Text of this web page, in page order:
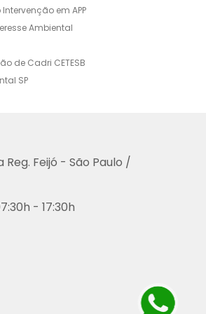
em APP
Ambiental
de Cadri CETESB
SP
Ambiental
de Arvore
Reg. Feijó - São Paulo /
- 17:30h